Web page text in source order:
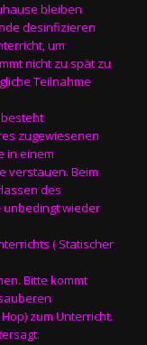
bleiben
desinfizieren
um
nicht zu spät zu
Teilnahme
zugewiesenen
in einem
verstauen. Beim
des
unbedingt wieder
( Statischer
Bitte kommt
zum Unterricht.